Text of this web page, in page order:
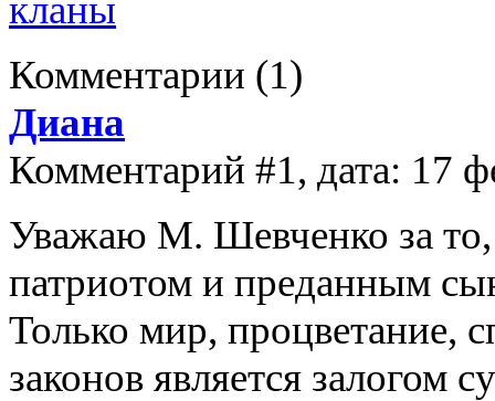
Комментарии (1)
Диана
Комментарий #1, дата: 17
Уважаю М. Шевченко за то,
патриотом и преданным
Только мир, процветание,
законов является залогом